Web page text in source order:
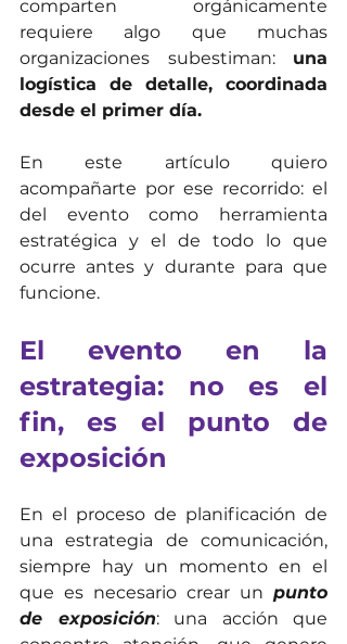
comparten orgánicamente
requiere algo que muchas
organizaciones subestiman: una
logística de detalle, coordinada
desde el primer día.
En este artículo quiero
acompañarte por ese recorrido: el
del evento como herramienta
estratégica y el de todo lo que
ocurre antes y durante para que
funcione.
El evento en la
estrategia: no es el
fin, es el punto de
exposición
En el proceso de planificación de
una estrategia de comunicación,
siempre hay un momento en el
que es necesario crear un punto
de exposición: una acción que